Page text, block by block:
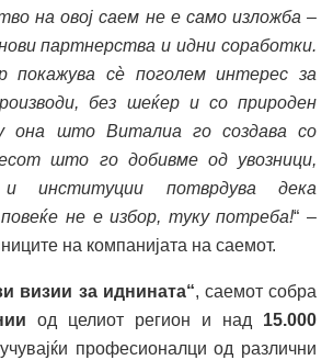
на овој саем не е само изложба –
партнерства и идни соработки.
покажува сè поголем интерес за
без шеќер и со природен
она што Виталиа го создава со
што го добивме од увозници,
и институции потврдува дека
не е избор, туку потреба!“ –
на компанијата на саемот.
визии за иднината“, саемот собра
од целиот регион и над 15.000
професионалци од различни